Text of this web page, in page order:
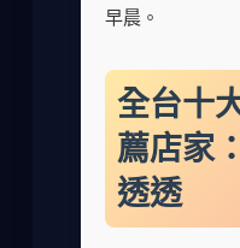
早晨。
全台十
薦店家
透透